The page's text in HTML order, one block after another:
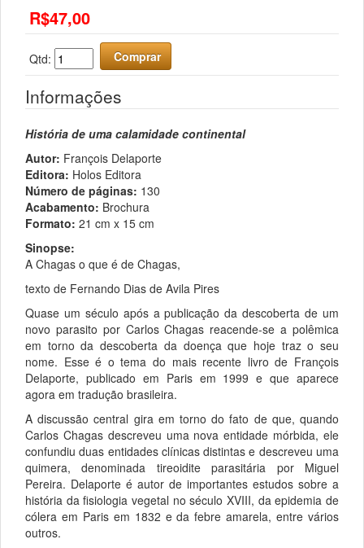
R$47,00
Qtd: Comprar
Informações
História de uma calamidade continental
Autor: François Delaporte
Editora: Holos Editora
Número de páginas: 130
Acabamento: Brochura
Formato: 21 cm x 15 cm
Sinopse:
A Chagas o que é de Chagas,
texto de Fernando Dias de Avila Pires
Quase um século após a publicação da descoberta de um
novo parasito por Carlos Chagas reacende-se a polêmica
em torno da descoberta da doença que hoje traz o seu
nome. Esse é o tema do mais recente livro de François
Delaporte, publicado em Paris em 1999 e que aparece
agora em tradução brasileira.
A discussão central gira em torno do fato de que, quando
Carlos Chagas descreveu uma nova entidade mórbida, ele
confundiu duas entidades clínicas distintas e descreveu uma
quimera, denominada tireoidite parasitária por Miguel
Pereira. Delaporte é autor de importantes estudos sobre a
história da fisiologia vegetal no século XVIII, da epidemia de
cólera em Paris em 1832 e da febre amarela, entre vários
outros.